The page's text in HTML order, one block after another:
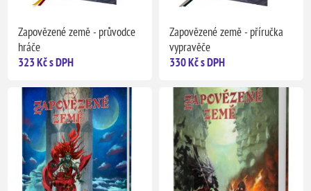
Zapovězené země - průvodce
hráče
323 Kč s DPH
Zapovězené země - příručka
vypravěče
330 Kč s DPH